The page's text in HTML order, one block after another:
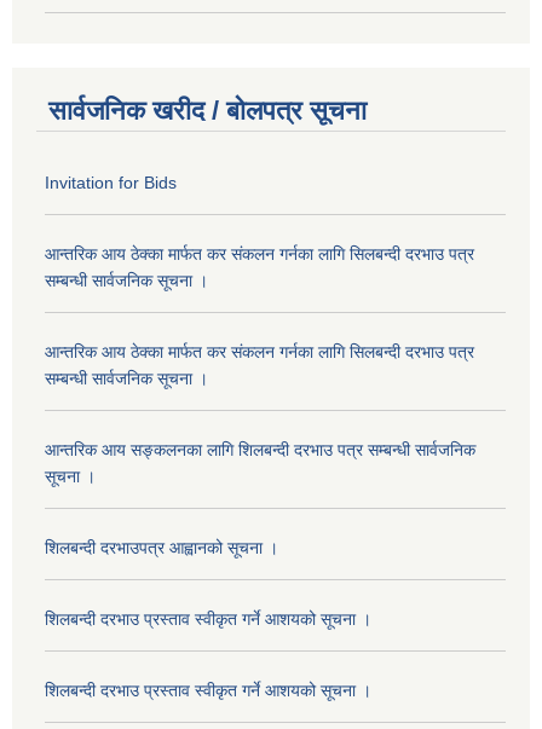
सार्वजनिक खरीद / बोलपत्र सूचना
Invitation for Bids
आन्तरिक आय ठेक्का मार्फत कर संकलन गर्नका लागि सिलबन्दी दरभाउ पत्र
सम्बन्धी सार्वजनिक सूचना ।
आन्तरिक आय ठेक्का मार्फत कर संकलन गर्नका लागि सिलबन्दी दरभाउ पत्र
सम्बन्धी सार्वजनिक सूचना ।
आन्तरिक आय सङ्कलनका लागि शिलबन्दी दरभाउ पत्र सम्बन्धी सार्वजनिक
सूचना ।
शिलबन्दी दरभाउपत्र आह्वानको सूचना ।
शिलबन्दी दरभाउ प्रस्ताव स्वीकृत गर्ने आशयको सूचना ।
शिलबन्दी दरभाउ प्रस्ताव स्वीकृत गर्ने आशयको सूचना ।